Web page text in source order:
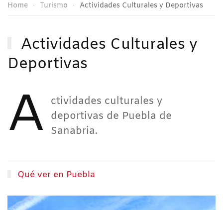
Home Turismo Actividades Culturales y Deportivas
Actividades Culturales y
Deportivas
A ctividades culturales y
deportivas de Puebla de
Sanabria.
Qué ver en Puebla